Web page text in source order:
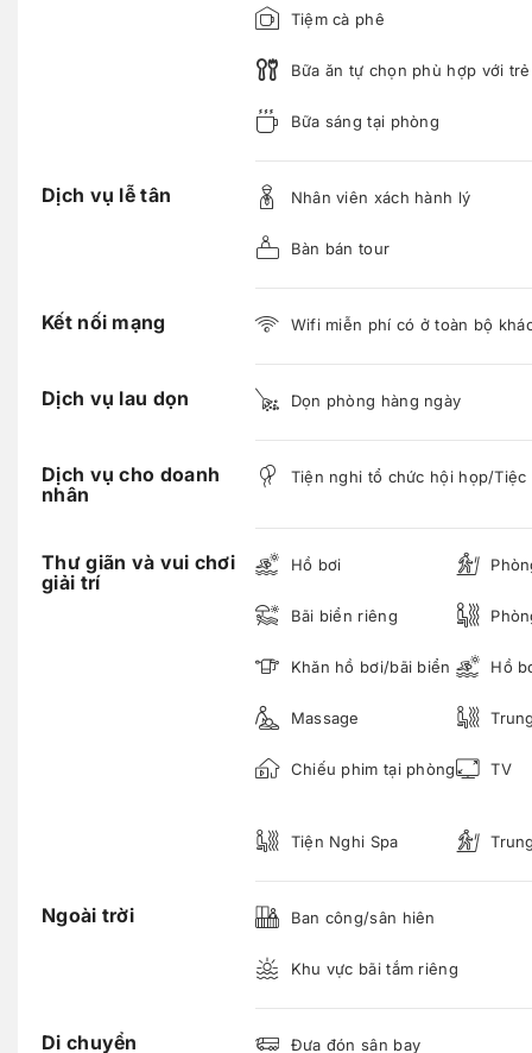
Tiệm cà phê
Bữa ăn tự chọn phù hợp với
Bữa sáng tại phòng
Dịch vụ lễ tân Nhân viên xách hành lý
Bàn bán tour
Kết nối mạng Wifi miễn phí có ở toàn bộ
Dịch vụ lau dọn Dọn phòng hàng ngày
Dịch vụ cho doanh
nhân
Tiện nghi tổ chức hội họp/Tiệc
Thư giãn và vui chơi
giải trí
Hồ bơi
Bãi biển riêng
Khăn hồ bơi/bãi biển Hồ
Massage
Chiếu phim tại phòng TV
Tiện Nghi Spa
Ngoài trời Ban công/sân hiên
Khu vực bãi tắm riêng
Di chuyển Đưa đón sân bay